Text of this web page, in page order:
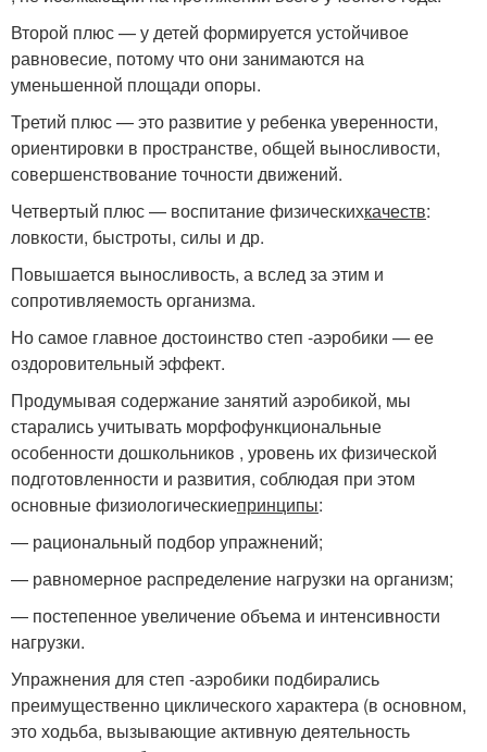
Второй плюс — у детей формируется устойчивое
равновесие, потому что они занимаются на
уменьшенной площади опоры.
Третий плюс — это развитие у ребенка уверенности,
ориентировки в пространстве, общей выносливости,
совершенствование точности движений.
Четвертый плюс — воспитание физическихкачеств:
ловкости, быстроты, силы и др.
Повышается выносливость, а вслед за этим и
сопротивляемость организма.
Но самое главное достоинство степ -аэробики — ее
оздоровительный эффект.
Продумывая содержание занятий аэробикой, мы
старались учитывать морфофункциональные
особенности дошкольников , уровень их физической
подготовленности и развития, соблюдая при этом
основные физиологическиепринципы:
— рациональный подбор упражнений;
— равномерное распределение нагрузки на организм;
— постепенное увеличение объема и интенсивности
нагрузки.
Упражнения для степ -аэробики подбирались
преимущественно циклического характера (в основном,
это ходьба, вызывающие активную деятельность